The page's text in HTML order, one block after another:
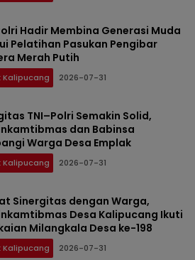
Hadir Membina Generasi Muda
Pelatihan Pasukan Pengibar
Merah Putih
Kalipucang 2026-07-31
TNI–Polri Semakin Solid,
dan Babinsa
Warga Desa Emplak
Kalipucang 2026-07-31
Sinergitas dengan Warga,
Desa Kalipucang Ikuti
Milangkala Desa ke-198
Kalipucang 2026-07-31